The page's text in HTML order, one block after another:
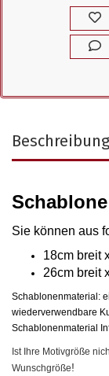
Beschreibung
Sie können aus
18cm breit
26cm breit
Schablonenmaterial:
wiederverwendbare
Schablonenmaterial
Ist Ihre Motivgröße
Wunschgröße!